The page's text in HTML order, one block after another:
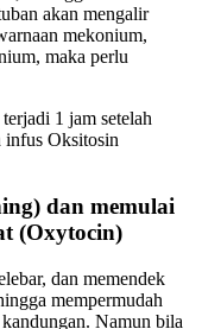
akan mengalir
mekonium,
maka perlu
1 jam setelah
infus Oksitosin
dan memulai
(Oxytocin)
dan memendek
mempermudah
Namun bila